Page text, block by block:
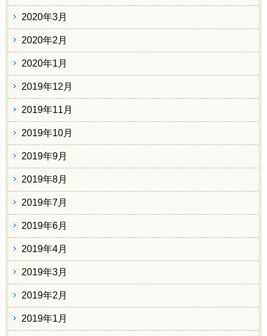
2020年3月
2020年2月
2020年1月
2019年12月
2019年11月
2019年10月
2019年9月
2019年8月
2019年7月
2019年6月
2019年4月
2019年3月
2019年2月
2019年1月